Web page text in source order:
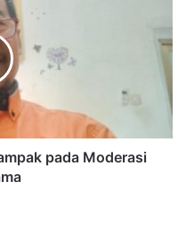
pada Moderasi